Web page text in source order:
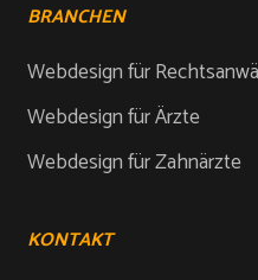
BRANCHEN
Webdesign für
Webdesign für Ärzte
Webdesign für Zahnärzte
KONTAKT